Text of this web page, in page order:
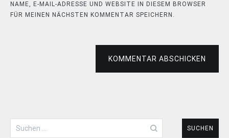
NAME, E-MAIL-ADRESSE UND WEBSITE IN DIESEM BROWSER
FÜR MEINEN NÄCHSTEN KOMMENTAR SPEICHERN.
KOMMENTAR ABSCHICKEN
Suchen
nach: